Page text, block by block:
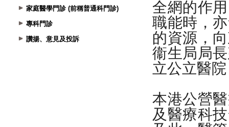
家庭醫學門診 (前稱普通科門診)
專科門診
讚揚、意見及投訴